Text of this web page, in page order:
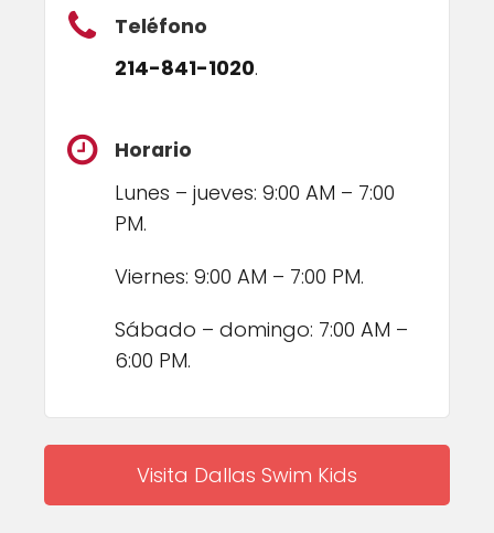
Teléfono
214-841-1020.
Horario
Lunes – jueves: 9:00 AM – 7:00
PM.
Viernes: 9:00 AM – 7:00 PM.
Sábado – domingo: 7:00 AM –
6:00 PM.
Visita Dallas Swim Kids